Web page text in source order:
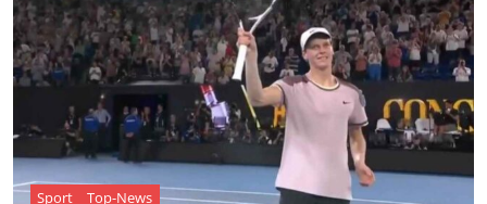
Sport Top-News